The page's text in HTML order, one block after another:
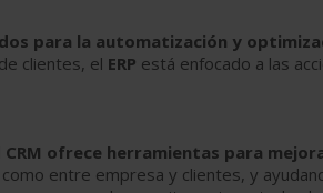
para la automatización y
clientes, el ERP está enfocado a las
CRM ofrece herramientas para
entre empresa y clientes, y